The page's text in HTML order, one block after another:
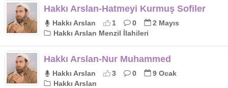
Hakkı Arslan-Hatmeyi Kurmuş Sofiler
Hakkı Arslan 1 0
2 Mayıs
Hakkı Arslan Menzil İlahileri
Hakkı Arslan-Nur Muhammed
Hakkı Arslan 3 0
9 Ocak
Hakkı Arslan